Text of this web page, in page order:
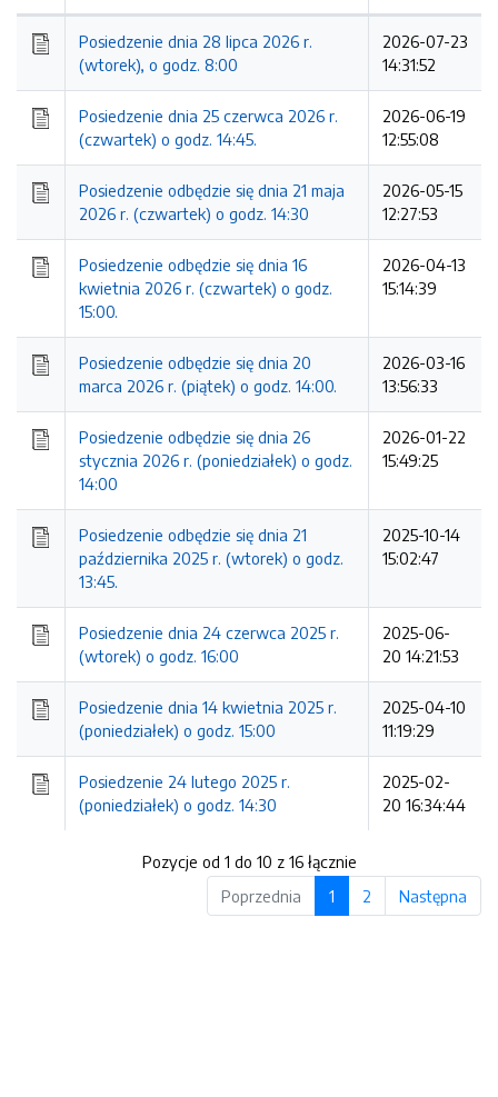
Kolejność
Posiedzenie dnia 28 lipca 2026 r.
(wtorek), o godz. 8:00
2026-07-23
14:31:52
Posiedzenie dnia 25 czerwca 2026 r.
(czwartek) o godz. 14:45.
2026-06-19
12:55:08
Posiedzenie odbędzie się dnia 21 maja
2026 r. (czwartek) o godz. 14:30
2026-05-15
12:27:53
Posiedzenie odbędzie się dnia 16
kwietnia 2026 r. (czwartek) o godz.
15:00.
2026-04-13
15:14:39
Posiedzenie odbędzie się dnia 20
marca 2026 r. (piątek) o godz. 14:00.
2026-03-16
13:56:33
Posiedzenie odbędzie się dnia 26
stycznia 2026 r. (poniedziałek) o godz.
14:00
2026-01-22
15:49:25
Posiedzenie odbędzie się dnia 21
października 2025 r. (wtorek) o godz.
13:45.
2025-10-14
15:02:47
Posiedzenie dnia 24 czerwca 2025 r.
(wtorek) o godz. 16:00
2025-06-
20 14:21:53
Posiedzenie dnia 14 kwietnia 2025 r.
(poniedziałek) o godz. 15:00
2025-04-10
11:19:29
Posiedzenie 24 lutego 2025 r.
(poniedziałek) o godz. 14:30
2025-02-
20 16:34:44
Pozycje od 1 do 10 z 16 łącznie
Poprzednia
1 2 Następna